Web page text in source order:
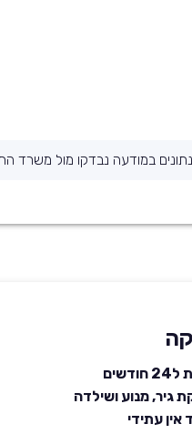
נתונים במודעה נבדקו מול משרד
גיר, מנוע ושילדה
אין עתידי